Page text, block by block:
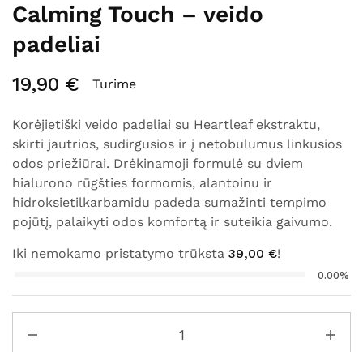
Calming Touch – veido
padeliai
19,90 € Turime
Korėjietiški veido padeliai su Heartleaf ekstraktu,
skirti jautrios, sudirgusios ir į netobulumus linkusios
odos priežiūrai. Drėkinamoji formulė su dviem
hialurono rūgšties formomis, alantoinu ir
hidroksietilkarbamidu padeda sumažinti tempimo
pojūtį, palaikyti odos komfortą ir suteikia gaivumo.
Iki nemokamo pristatymo trūksta 39,00 €!
0.00%